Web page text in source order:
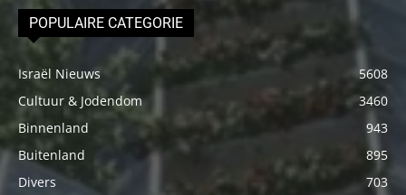
POPULAIRE CATEGORIE
Israël Nieuws
5608
Cultuur & Jodendom
3460
Binnenland
943
Buitenland
895
Divers
703